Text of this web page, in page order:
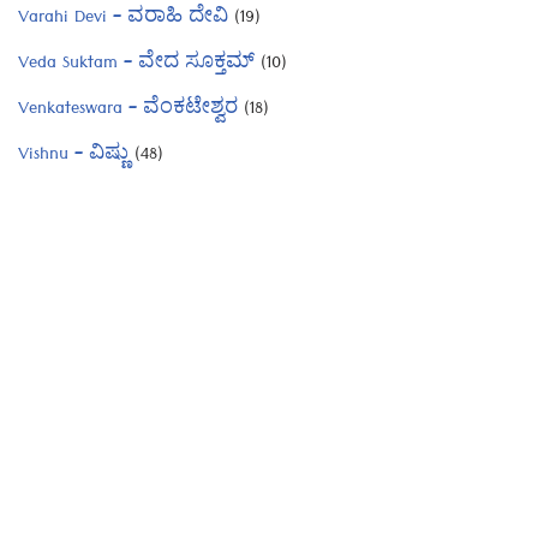
Varahi Devi – ವರಾಹಿ ದೇವಿ (19)
Veda Suktam – ವೇದ ಸೂಕ್ತಮ್ (10)
Venkateswara – ವೆಂಕಟೇಶ್ವರ (18)
Vishnu – ವಿಷ್ಣು(48)